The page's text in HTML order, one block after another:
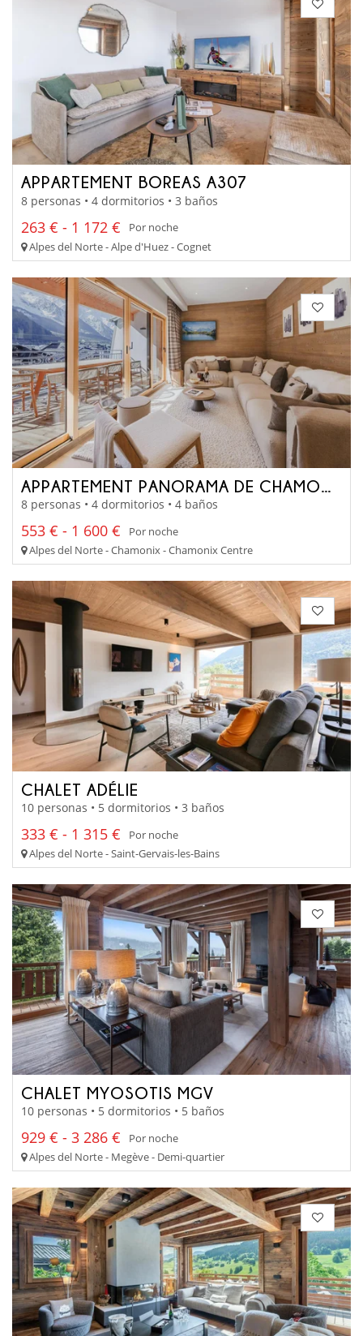
APPARTEMENT BOREAS A307
8 personas • 4 dormitorios • 3 baños
263 € - 1 172 €
Por noche
Alpes del Norte - Alpe d'Huez - Cognet
APPARTEMENT PANORAMA DE CHAMONIX
8 personas • 4 dormitorios • 4 baños
553 € - 1 600 €
Por noche
Alpes del Norte - Chamonix - Chamonix Centre
CHALET ADÉLIE
10 personas • 5 dormitorios • 3 baños
333 € - 1 315 €
Por noche
Alpes del Norte - Saint-Gervais-les-Bains
CHALET MYOSOTIS MGV
10 personas • 5 dormitorios • 5 baños
929 € - 3 286 €
Por noche
Alpes del Norte - Megève - Demi-quartier